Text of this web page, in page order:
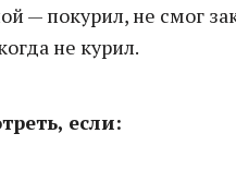
— покурил, не смог
не курил.
если: